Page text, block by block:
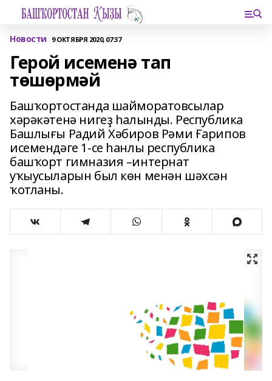
Новости 9 ОКТЯБРЯ 2020, 07:37
Герой исеменә тап
төшөрмәй
Башҡортостанда шайморатовсылар
хәрәкәтенә нигеҙ һалынды. Республика
Башлығы Радий Хәбиров Рәми Ғарипов
исемендәге 1-се һанлы республика
башҡорт гимназия –интернат
уҡыусыларын был көн менән шәхсән
ҡотланы.